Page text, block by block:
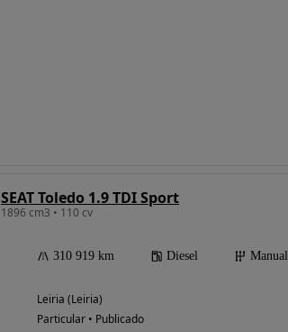
SEAT Toledo 1.9 TDI Sport
1896 cm3 • 110 cv
310 919 km Diesel Manual
Leiria (Leiria)
Particular • Publicado